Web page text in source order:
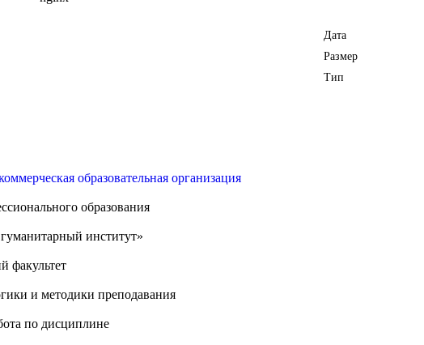
Дата
Размер
Тип
образовательная организация
образования
институт»
факультет
и методики преподавания
по дисциплине